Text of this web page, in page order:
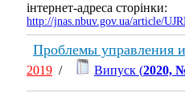
інтернет-адреса сторінки:
http://jnas.nbuv.gov.ua/article/
Проблемы управления
2019 / Випуск (2020,